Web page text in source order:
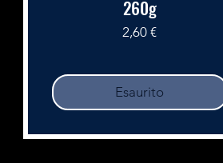
260g
Prezzo
2,60 €
Esaurito